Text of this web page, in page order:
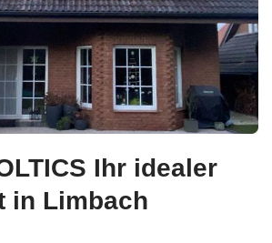
Ihr idealer
in Limbach